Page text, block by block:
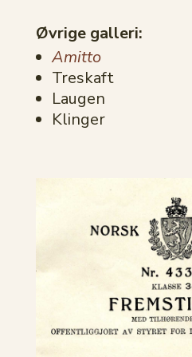
Øvrige galleri:
Amitto
Treskaft
Laugen
Klinger